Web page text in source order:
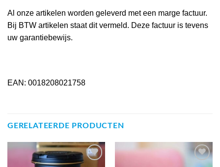
Al onze artikelen worden geleverd met een marge factuur.
Bij BTW artikelen staat dit vermeld. Deze factuur is tevens
uw garantiebewijs.
EAN: 0018208021758
GERELATEERDE PRODUCTEN